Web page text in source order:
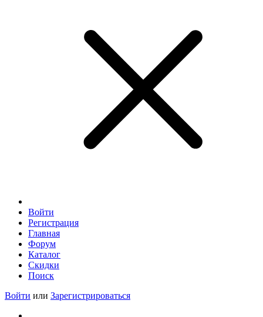
Войти
Регистрация
Главная
Форум
Каталог
Скидки
Поиск
Войти или Зарегистрироваться